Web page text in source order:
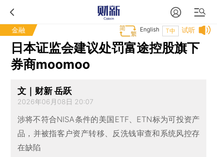
金融 试听
T中
English
日本证监会建议处罚富途控股旗下
券商moomoo
文｜财新 岳跃
2026年06月08日 20:07
涉将不符合NISA条件的美国ETF、ETN标为可投资产
品，并被指客户资产转移、反洗钱审查和系统风控存
在缺陷